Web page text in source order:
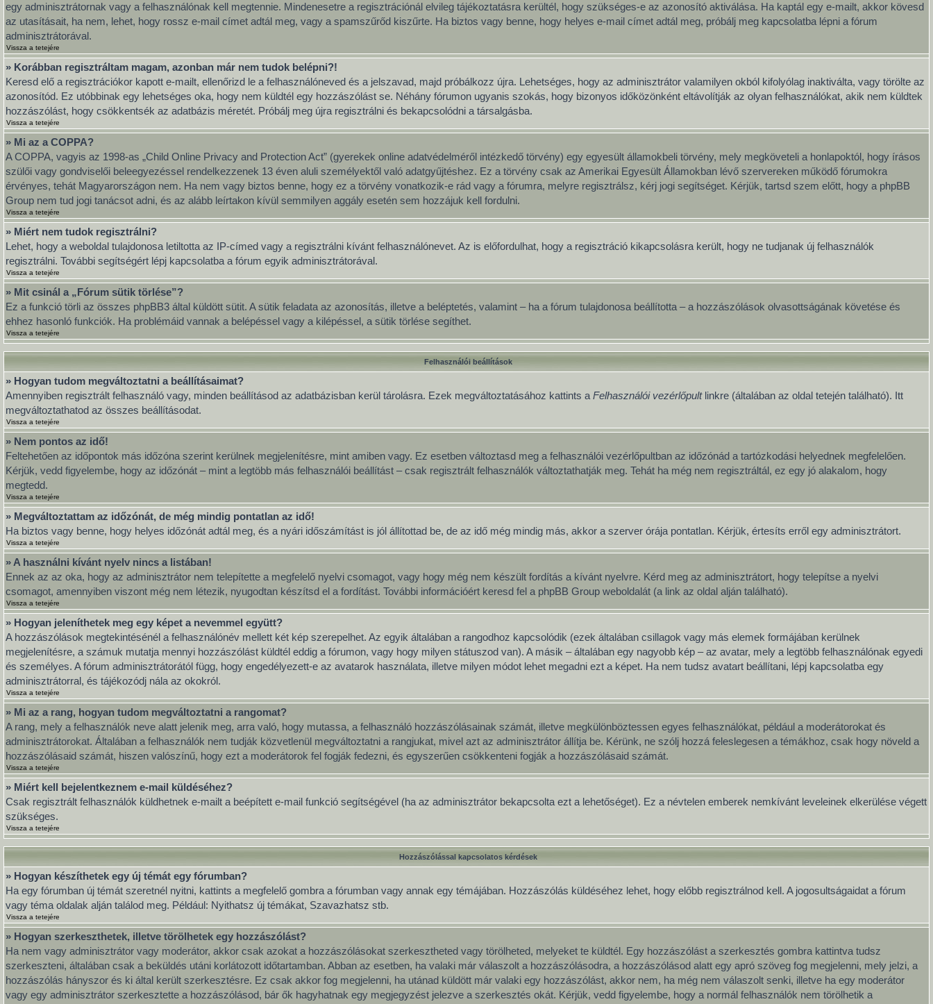
egy adminisztrátornak vagy a felhasználónak kell megtennie. Mindenesetre a regisztrációnál elvileg tájékoztatásra kerültél, hogy szükséges-e az azonosító aktiválása. Ha kaptál egy e-mailt, akkor kövesd
az utasításait, ha nem, lehet, hogy rossz e-mail címet adtál meg, vagy a spamszűrőd kiszűrte. Ha biztos vagy benne, hogy helyes e-mail címet adtál meg, próbálj meg kapcsolatba lépni a fórum
adminisztrátorával.
Vissza a tetejére
» Korábban regisztráltam magam, azonban már nem tudok belépni?!
Keresd elő a regisztrációkor kapott e-mailt, ellenőrizd le a felhasználóneved és a jelszavad, majd próbálkozz újra. Lehetséges, hogy az adminisztrátor valamilyen okból kifolyólag inaktiválta, vagy törölte az
azonosítód. Ez utóbbinak egy lehetséges oka, hogy nem küldtél egy hozzászólást se. Néhány fórumon ugyanis szokás, hogy bizonyos időközönként eltávolítják az olyan felhasználókat, akik nem küldtek
hozzászólást, hogy csökkentsék az adatbázis méretét. Próbálj meg újra regisztrálni és bekapcsolódni a társalgásba.
Vissza a tetejére
» Mi az a COPPA?
A COPPA, vagyis az 1998-as „Child Online Privacy and Protection Act” (gyerekek online adatvédelméről intézkedő törvény) egy egyesült államokbeli törvény, mely megköveteli a honlapoktól, hogy írásos
szülői vagy gondviselői beleegyezéssel rendelkezzenek 13 éven aluli személyektől való adatgyűjtéshez. Ez a törvény csak az Amerikai Egyesült Államokban lévő szervereken működő fórumokra
érvényes, tehát Magyarországon nem. Ha nem vagy biztos benne, hogy ez a törvény vonatkozik-e rád vagy a fórumra, melyre regisztrálsz, kérj jogi segítséget. Kérjük, tartsd szem előtt, hogy a phpBB
Group nem tud jogi tanácsot adni, és az alább leírtakon kívül semmilyen aggály esetén sem hozzájuk kell fordulni.
Vissza a tetejére
» Miért nem tudok regisztrálni?
Lehet, hogy a weboldal tulajdonosa letiltotta az IP-címed vagy a regisztrálni kívánt felhasználónevet. Az is előfordulhat, hogy a regisztráció kikapcsolásra került, hogy ne tudjanak új felhasználók
regisztrálni. További segítségért lépj kapcsolatba a fórum egyik adminisztrátorával.
Vissza a tetejére
» Mit csinál a „Fórum sütik törlése”?
Ez a funkció törli az összes phpBB3 által küldött sütit. A sütik feladata az azonosítás, illetve a beléptetés, valamint – ha a fórum tulajdonosa beállította – a hozzászólások olvasottságának követése és
ehhez hasonló funkciók. Ha problémáid vannak a belépéssel vagy a kilépéssel, a sütik törlése segíthet.
Vissza a tetejére
Felhasználói beállítások
» Hogyan tudom megváltoztatni a beállításaimat?
Amennyiben regisztrált felhasználó vagy, minden beállításod az adatbázisban kerül tárolásra. Ezek megváltoztatásához kattints a Felhasználói vezérlőpultlinkre (általában az oldal tetején található). Itt
megváltoztathatod az összes beállításodat.
Vissza a tetejére
» Nem pontos az idő!
Feltehetően az időpontok más időzóna szerint kerülnek megjelenítésre, mint amiben vagy. Ez esetben változtasd meg a felhasználói vezérlőpultban az időzónád a tartózkodási helyednek megfelelően.
Kérjük, vedd figyelembe, hogy az időzónát – mint a legtöbb más felhasználói beállítást – csak regisztrált felhasználók változtathatják meg. Tehát ha még nem regisztráltál, ez egy jó alakalom, hogy
megtedd.
Vissza a tetejére
» Megváltoztattam az időzónát, de még mindig pontatlan az idő!
Ha biztos vagy benne, hogy helyes időzónát adtál meg, és a nyári időszámítást is jól állítottad be, de az idő még mindig más, akkor a szerver órája pontatlan. Kérjük, értesíts erről egy adminisztrátort.
Vissza a tetejére
» A használni kívánt nyelv nincs a listában!
Ennek az az oka, hogy az adminisztrátor nem telepítette a megfelelő nyelvi csomagot, vagy hogy még nem készült fordítás a kívánt nyelvre. Kérd meg az adminisztrátort, hogy telepítse a nyelvi
csomagot, amennyiben viszont még nem létezik, nyugodtan készítsd el a fordítást. További információért keresd fel a phpBB Group weboldalát (a link az oldal alján található).
Vissza a tetejére
» Hogyan jeleníthetek meg egy képet a nevemmel együtt?
A hozzászólások megtekintésénél a felhasználónév mellett két kép szerepelhet. Az egyik általában a rangodhoz kapcsolódik (ezek általában csillagok vagy más elemek formájában kerülnek
megjelenítésre, a számuk mutatja mennyi hozzászólást küldtél eddig a fórumon, vagy hogy milyen státuszod van). A másik – általában egy nagyobb kép – az avatar, mely a legtöbb felhasználónak egyedi
és személyes. A fórum adminisztrátorától függ, hogy engedélyezett-e az avatarok használata, illetve milyen módot lehet megadni ezt a képet. Ha nem tudsz avatart beállítani, lépj kapcsolatba egy
adminisztrátorral, és tájékozódj nála az okokról.
Vissza a tetejére
» Mi az a rang, hogyan tudom megváltoztatni a rangomat?
A rang, mely a felhasználók neve alatt jelenik meg, arra való, hogy mutassa, a felhasználó hozzászólásainak számát, illetve megkülönböztessen egyes felhasználókat, például a moderátorokat és
adminisztrátorokat. Általában a felhasználók nem tudják közvetlenül megváltoztatni a rangjukat, mivel azt az adminisztrátor állítja be. Kérünk, ne szólj hozzá feleslegesen a témákhoz, csak hogy növeld a
hozzászólásaid számát, hiszen valószínű, hogy ezt a moderátorok fel fogják fedezni, és egyszerűen csökkenteni fogják a hozzászólásaid számát.
Vissza a tetejére
» Miért kell bejelentkeznem e-mail küldéséhez?
Csak regisztrált felhasználók küldhetnek e-mailt a beépített e-mail funkció segítségével (ha az adminisztrátor bekapcsolta ezt a lehetőséget). Ez a névtelen emberek nemkívánt leveleinek elkerülése végett
szükséges.
Vissza a tetejére
Hozzászólással kapcsolatos kérdések
» Hogyan készíthetek egy új témát egy fórumban?
Ha egy fórumban új témát szeretnél nyitni, kattints a megfelelő gombra a fórumban vagy annak egy témájában. Hozzászólás küldéséhez lehet, hogy előbb regisztrálnod kell. A jogosultságaidat a fórum
vagy téma oldalak alján találod meg. Például: Nyithatsz új témákat, Szavazhatsz stb.
Vissza a tetejére
» Hogyan szerkeszthetek, illetve törölhetek egy hozzászólást?
Ha nem vagy adminisztrátor vagy moderátor, akkor csak azokat a hozzászólásokat szerkesztheted vagy törölheted, melyeket te küldtél. Egy hozzászólást a szerkesztés gombra kattintva tudsz
szerkeszteni, általában csak a beküldés utáni korlátozott időtartamban. Abban az esetben, ha valaki már válaszolt a hozzászólásodra, a hozzászólásod alatt egy apró szöveg fog megjelenni, mely jelzi, a
hozzászólás hányszor és ki által került szerkesztésre. Ez csak akkor fog megjelenni, ha utánad küldött már valaki egy hozzászólást, akkor nem, ha még nem válaszolt senki, illetve ha egy moderátor
vagy egy adminisztrátor szerkesztette a hozzászólásod, bár ők hagyhatnak egy megjegyzést jelezve a szerkesztés okát. Kérjük, vedd figyelembe, hogy a normál felhasználók nem törölhetik a